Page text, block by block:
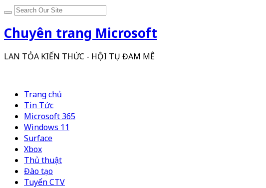
Chuyên trang Microsoft
LAN TỎA KIẾN THỨC - HỘI TỤ ĐAM MÊ
Trang chủ
Tin Tức
Microsoft 365
Windows 11
Surface
Xbox
Thủ thuật
Đào tạo
Tuyển CTV